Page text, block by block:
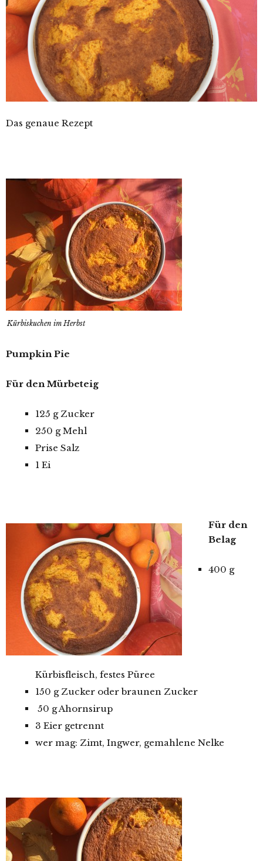
Das genaue Rezept
Kürbiskuchen im Herbst
Pumpkin Pie
Für den Mürbeteig
125 g Zucker
250 g Mehl
Prise Salz
1 Ei
Für den
Belag
400 g
Kürbisfleisch, festes Püree
150 g Zucker oder braunen Zucker
50 g Ahornsirup
3 Eier getrennt
wer mag: Zimt, Ingwer, gemahlene Nelke